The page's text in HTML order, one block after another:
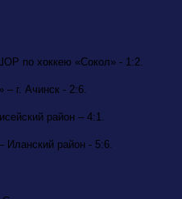
по хоккею «Сокол» - 1:2.
г. Ачинск - 2:6.
район – 4:1.
Иланский район - 5:6.